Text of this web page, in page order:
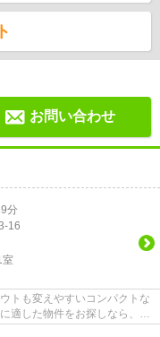
お問い合わせ
分
16
室
トも変えやすいコンパクトな
適した物件をお探しなら、当